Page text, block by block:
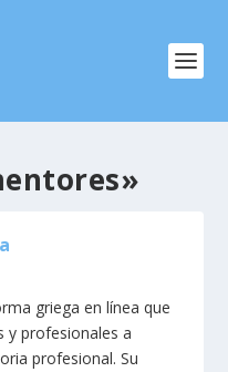
griega en línea que
y profesionales a
profesional. Su